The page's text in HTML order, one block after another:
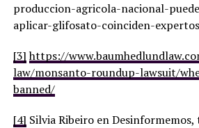
produccion-agricola-nacional-
aplicar-glifosato-coinciden-
[3] https://
law/monsanto-roundup-lawsuit/
banned/
[4] Silvia Ribeiro en